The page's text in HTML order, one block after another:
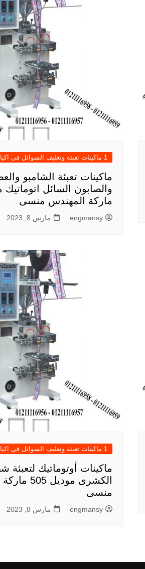
1 ماكينات تعبئة وتغليف السوائل فى اكياس
ماكينات تعبئة الشامبو
ماركة المهندس منسى
engmansy مارس 8, 2023
1 ماكينات تعبئة وتغليف السوائل فى اكياس
ماكينات أوتوماتيك
الكشرى
منسى
engmansy مارس 8, 2023